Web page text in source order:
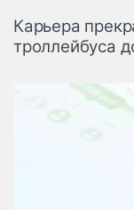
Карьера
троллейбуса